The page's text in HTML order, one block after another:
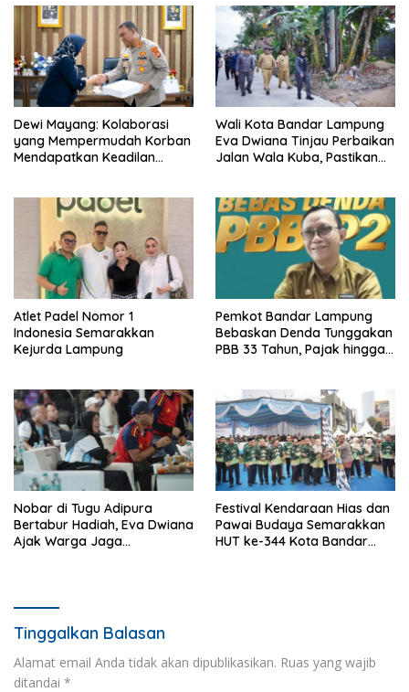
Dewi Mayang: Kolaborasi
yang Mempermudah Korban
Mendapatkan Keadilan
Wali Kota Bandar Lampung
Eva Dwiana Tinjau Perbaikan
Jalan Wala Kuba, Pastikan
Atlet Padel Nomor 1
Indonesia Semarakkan
Kejurda Lampung
Pemkot Bandar Lampung
Bebaskan Denda Tunggakan
PBB 33 Tahun, Pajak hingga
Nobar di Tugu Adipura
Bertabur Hadiah, Eva Dwiana
Ajak Warga Jaga
Festival Kendaraan Hias dan
Pawai Budaya Semarakkan
HUT ke-344 Kota Bandar
Tinggalkan Balasan
Alamat email Anda tidak akan dipublikasikan. Ruas yang wajib
ditandai *